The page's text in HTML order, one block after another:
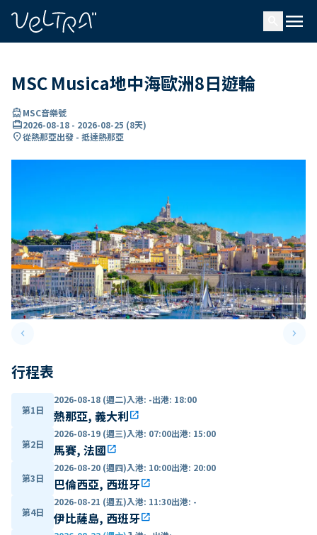
menu
MSC Musica地中海歐洲8日遊輪
directions_boatMSC音樂號
card_travel2026-08-18 - 2026-08-25 (8天)
location_on從熱那亞出發 - 抵達熱那亞
keyboard_arrow_leftPrevious slide keyboard_arrow_right
行程表
第1日
2026-08-18 (週二)入港: -出港: 18:00
熱那亞, 義大利open_in_new
第2日
2026-08-19 (週三)入港: 07:00出港: 15:00
馬賽, 法國open_in_new
第3日
2026-08-20 (週四)入港: 10:00出港: 20:00
巴倫西亞, 西班牙open_in_new
第4日
2026-08-21 (週五)入港: 11:30出港: -
伊比薩島, 西班牙open_in_new